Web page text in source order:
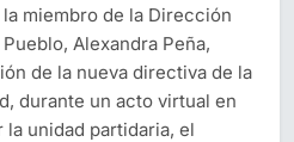
miembro de la Dirección
Alexandra Peña,
de la nueva directiva de la
durante un acto virtual en
unidad partidaria, el